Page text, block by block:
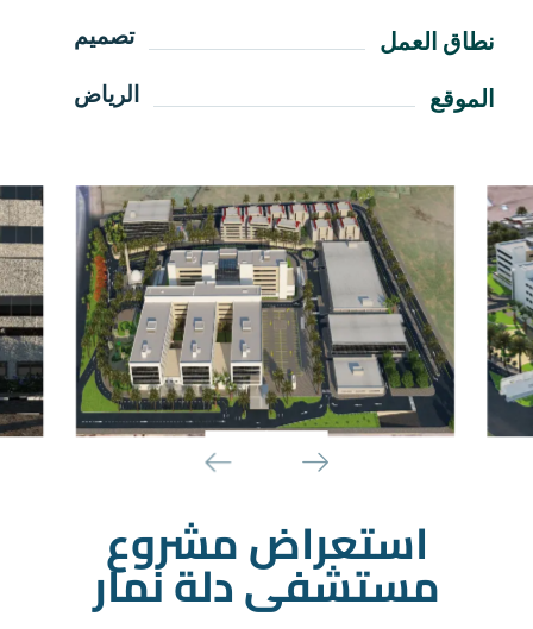
نطاق العمل تصميم
الموقع الرياض
استعراض مشروع
مستشفى دلة نمار